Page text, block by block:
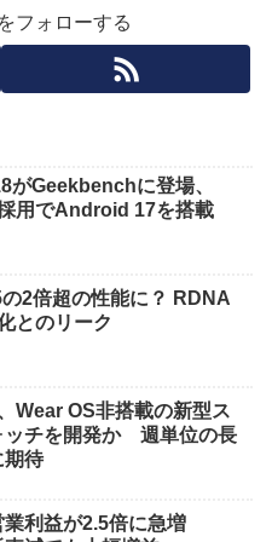
フォローする
がGeekbenchに登場、
用でAndroid 17を搭載
2倍超の性能に？ RDNA
とのリーク
Wear OS非搭載の新型ス
ッチを開発か 週単位の長
期待
業利益が2.5倍に急増